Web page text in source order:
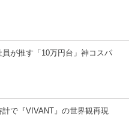
員が推す「10万円台」神コスパ
計で『VIVANT』の世界観再現